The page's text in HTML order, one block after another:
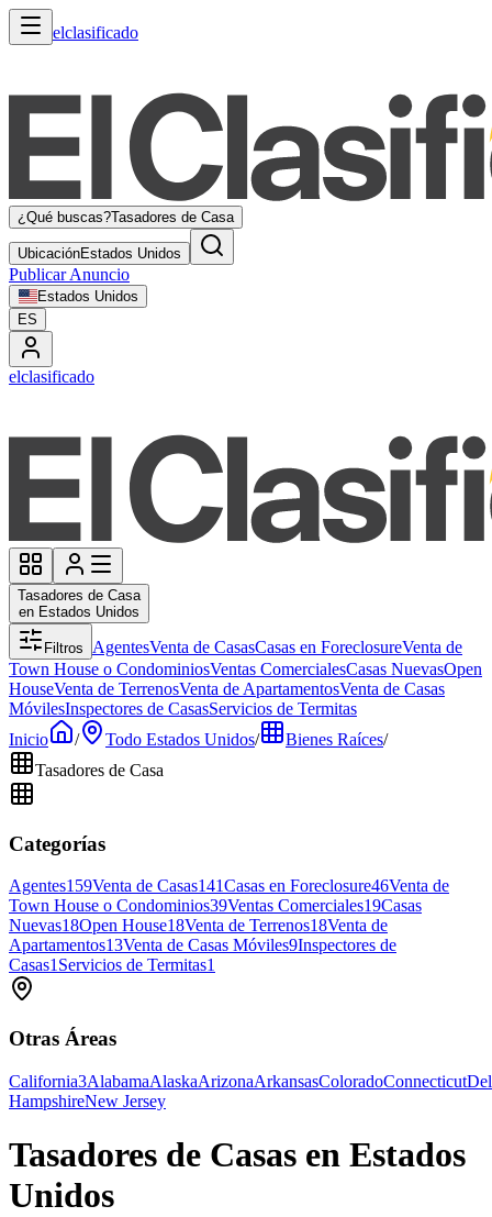
elclasificado
¿Qué buscas?Tasadores de Casa
UbicaciónEstados Unidos
Publicar Anuncio
Estados Unidos
ES
elclasificado
Tasadores de Casa
en Estados Unidos
Filtros AgentesVenta de CasasCasas en ForeclosureVenta de
Town House o CondominiosVentas ComercialesCasas NuevasOpen
HouseVenta de TerrenosVenta de ApartamentosVenta de Casas
MóvilesInspectores de CasasServicios de Termitas
Inicio
/ Todo Estados Unidos/ Bienes Raíces/
Tasadores de Casa
Categorías
Agentes159Venta de Casas141Casas en Foreclosure46Venta de
Town House o Condominios39Ventas Comerciales19Casas
Nuevas18Open House18Venta de Terrenos18Venta de
Apartamentos13Venta de Casas Móviles9Inspectores de
Casas1Servicios de Termitas1
Otras Áreas
California3AlabamaAlaskaArizonaArkansasColoradoConnecticut
HampshireNew Jersey
Tasadores de Casas en Estados
Unidos